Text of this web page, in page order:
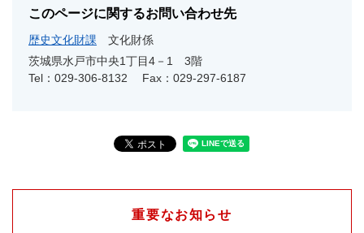
このページに関するお問い合わせ先
歴史文化財課
文化財係
茨城県水戸市中央1丁目4－1 3階
Tel：029-306-8132
Fax：029-297-6187
重要なお知らせ